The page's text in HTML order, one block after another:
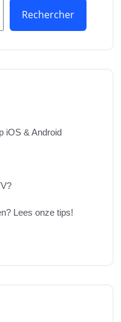
Rechercher
iOS & Android
Lees onze tips!